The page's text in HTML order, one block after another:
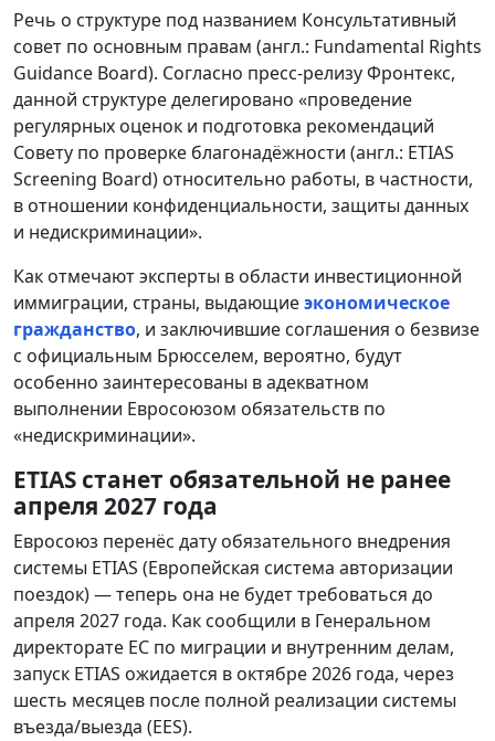
Речь о структуре под названием Консультативный
совет по основным правам (англ.: Fundamental Rights
Guidance Board). Согласно пресс-релизу Фронтекс,
данной структуре делегировано «проведение
регулярных оценок и подготовка рекомендаций
Совету по проверке благонадёжности (англ.: ETIAS
Screening Board) относительно работы, в частности,
в отношении конфиденциальности, защиты данных
и недискриминации».
Как отмечают эксперты в области инвестиционной
иммиграции, страны, выдающиеэкономическое
гражданство, и заключившие соглашения о безвизе
с официальным Брюсселем, вероятно, будут
особенно заинтересованы в адекватном
выполнении Евросоюзом обязательств по
«недискриминации».
ETIAS станет обязательной не ранее
апреля 2027 года
Евросоюз перенёс дату обязательного внедрения
системы ETIAS (Европейская система авторизации
поездок) — теперь она не будет требоваться до
апреля 2027 года. Как сообщили в Генеральном
директорате ЕС по миграции и внутренним делам,
запуск ETIAS ожидается в октябре 2026 года, через
шесть месяцев после полной реализации системы
въезда/выезда (EES).